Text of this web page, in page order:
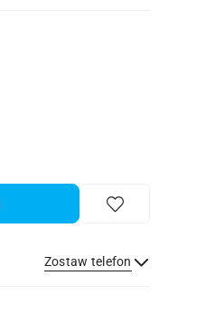
Zostaw telefon